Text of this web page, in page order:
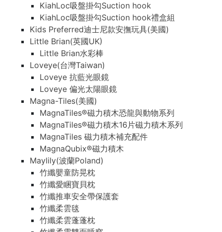
KiahLoc吸盤掛勾Suction hook
KiahLoc吸盤掛勾Suction hook禮盒組
Kids Preferred迪士尼款安撫玩具(美國)
Little Brian(英國UK)
Little Brian水彩棒
Loveye(台灣Taiwan)
Loveye 抗藍光眼鏡
Loveye 偏光太陽眼鏡
Magna-Tiles(美國)
MagnaTiles®磁力積木恐龍與動物系列
MagnaTiles®磁力積木16片磁力積木系列
MagnaTiles 磁力積木補充配件
MagnaQubix®磁力積木
Maylily(波蘭Poland)
竹纖嬰童防晃枕
竹纖愛睏寶貝枕
竹纖推車安全帶保護套
竹纖柔雲毯
竹纖柔雲蓬蓬枕